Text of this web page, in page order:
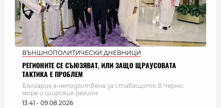
ВЪНШНОПОЛИТИЧЕСКИ ДНЕВНИЦИ
РЕГИОНИТЕ СЕ СЪЮЗЯВАТ, ИЛИ ЗАЩО ЩРАУСОВАТА
ТАКТИКА Е ПРОБЛЕМ
България e неподготвена за ставащото в Черно
море и широкия регион
13:41 - 09.08.2026